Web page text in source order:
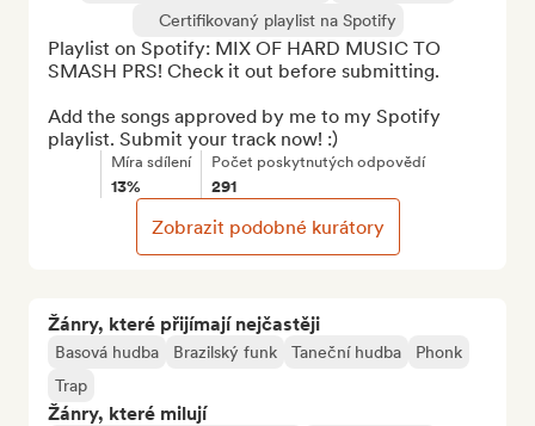
Žánry, které přijímají nejčastěji
Basová hudba Brazilský funk Taneční hudba
Phonk
Trap
Žánry, které milují
Certifikovaný playlist na Spotify
Playlist on Spotify: MIX OF HARD MUSIC TO
SMASH PRS! Check it out before submitting.
Add the songs approved by me to my Spotify
playlist. Submit your track now! :)
Míra sdílení
13%
Počet poskytnutých odpovědí
291
Zobrazit podobné kurátory